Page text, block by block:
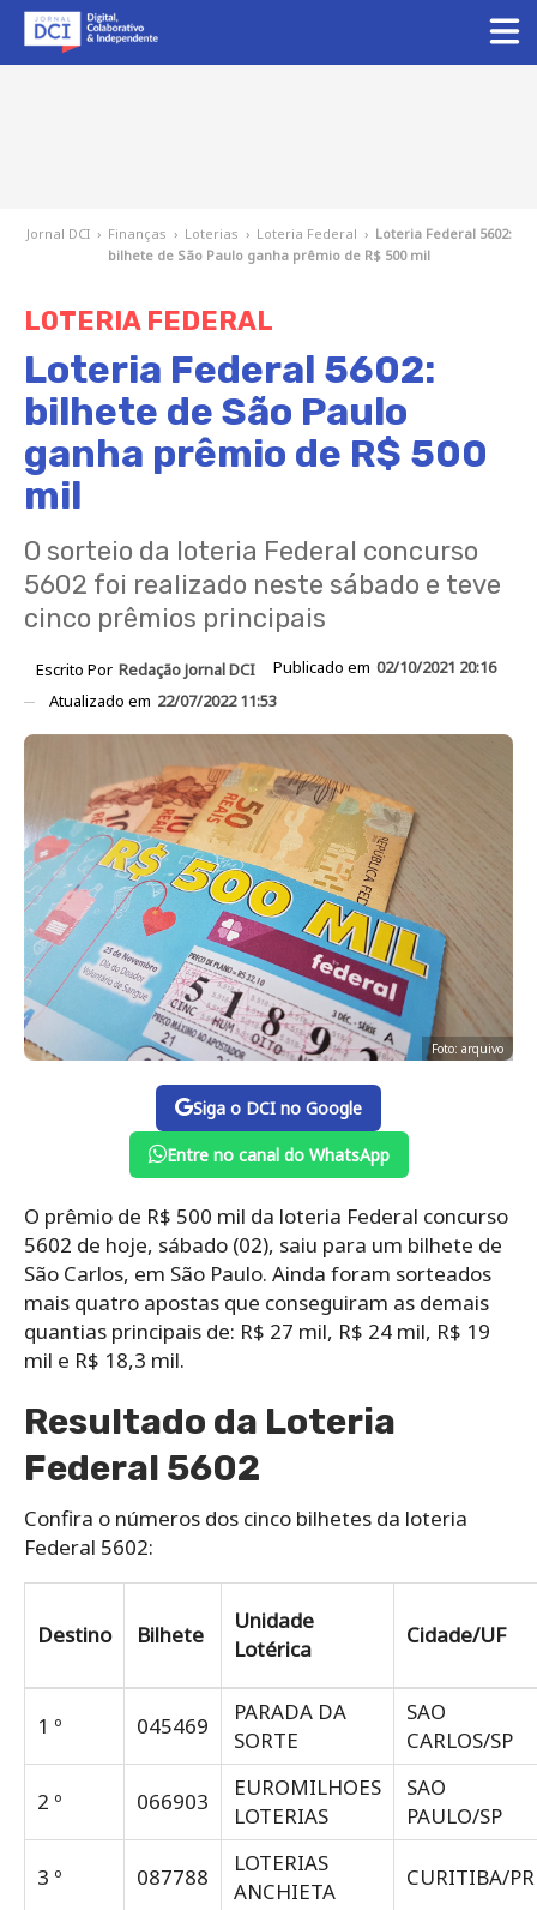
Jornal DCI › Finanças › Loterias › Loteria Federal › Loteria Federal 5602:
bilhete de São Paulo ganha prêmio de R$ 500 mil
LOTERIA FEDERAL
Loteria Federal 5602:
bilhete de São Paulo
ganha prêmio de R$ 500
mil
O sorteio da loteria Federal concurso
5602 foi realizado neste sábado e teve
cinco prêmios principais
Escrito Por Redação Jornal DCI Publicado em 02/10/2021 20:16
Atualizado em 22/07/2022 11:53
Foto: arquivo
Siga o DCI no Google
Entre no canal do WhatsApp
O prêmio de R$ 500 mil da loteria Federal concurso
5602 de hoje, sábado (02), saiu para um bilhete de
São Carlos, em São Paulo. Ainda foram sorteados
mais quatro apostas que conseguiram as demais
quantias principais de: R$ 27 mil, R$ 24 mil, R$ 19
mil e R$ 18,3 mil.
Resultado da Loteria
Federal 5602
Confira o números dos cinco bilhetes da loteria
Federal 5602:
Destino Bilhete
Unidade
Lotérica
Cidade/UF
1 º 045469
PARADA DA
SORTE
SAO
CARLOS/SP
2 º 066903
EUROMILHOES
LOTERIAS
SAO
PAULO/SP
3 º 087788
LOTERIAS
ANCHIETA
CURITIBA/PR